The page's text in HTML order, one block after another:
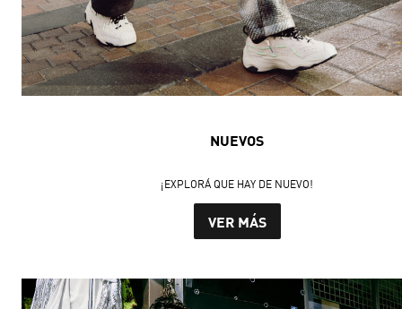
NUEVOS
¡EXPLORÁ QUE HAY DE NUEVO!
VER MÁS